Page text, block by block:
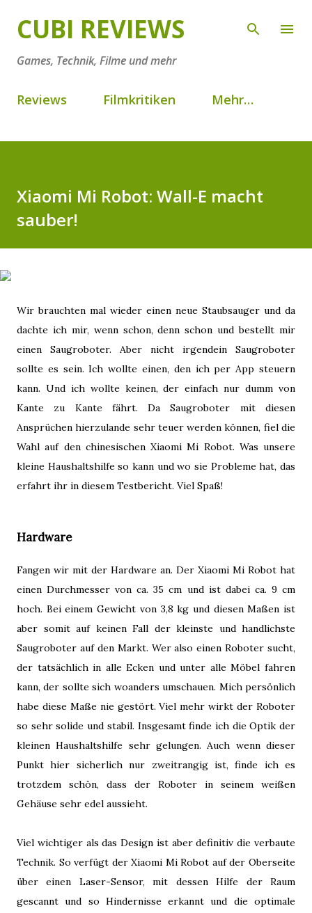
Direkt zum Hauptbereich
CUBI REVIEWS
Games, Technik, Filme und mehr
Reviews Filmkritiken Mehr…
Xiaomi Mi Robot: Wall-E macht
sauber!
Wir brauchten mal wieder einen neue Staubsauger und da
dachte ich mir, wenn schon, denn schon und bestellt mir
einen Saugroboter. Aber nicht irgendein Saugroboter
sollte es sein. Ich wollte einen, den ich per App steuern
kann. Und ich wollte keinen, der einfach nur dumm von
Kante zu Kante fährt. Da Saugroboter mit diesen
Ansprüchen hierzulande sehr teuer werden können, fiel die
Wahl auf den chinesischen Xiaomi Mi Robot. Was unsere
kleine Haushaltshilfe so kann und wo sie Probleme hat, das
erfahrt ihr in diesem Testbericht. Viel Spaß!
Hardware
Fangen wir mit der Hardware an. Der Xiaomi Mi Robot hat
einen Durchmesser von ca. 35 cm und ist dabei ca. 9 cm
hoch. Bei einem Gewicht von 3,8 kg und diesen Maßen ist
aber somit auf keinen Fall der kleinste und handlichste
Saugroboter auf den Markt. Wer also einen Roboter sucht,
der tatsächlich in alle Ecken und unter alle Möbel fahren
kann, der sollte sich woanders umschauen. Mich persönlich
habe diese Maße nie gestört. Viel mehr wirkt der Roboter
so sehr solide und stabil. Insgesamt finde ich die Optik der
kleinen Haushaltshilfe sehr gelungen. Auch wenn dieser
Punkt hier sicherlich nur zweitrangig ist, finde ich es
trotzdem schön, dass der Roboter in seinem weißen
Gehäuse sehr edel aussieht.
Viel wichtiger als das Design ist aber definitiv die verbaute
Technik. So verfügt der Xiaomi Mi Robot auf der Oberseite
über einen Laser-Sensor, mit dessen Hilfe der Raum
gescannt und so Hindernisse erkannt und die optimale